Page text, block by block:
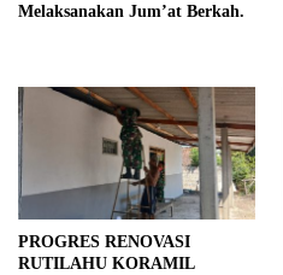
Melaksanakan Jum’at Berkah.
PROGRES RENOVASI
RUTILAHU KORAMIL